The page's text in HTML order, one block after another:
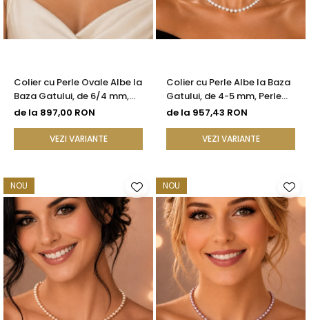
Seturi Perle cu Argint
Brățări cu Perle
Colier cu Perle Ovale Albe la
Baza Gatului, de 6/4 mm,
Calitate AAA, Aur 14K |
de la 897,00 RON
VEZI VARIANTE
Colier cu Perle Albe la Baza
Gatului, de 4-5 mm, Perle
Rare, Calitate AAA+, Aur 14K
de la 957,43 RON
VEZI VARIANTE
NOU NOU